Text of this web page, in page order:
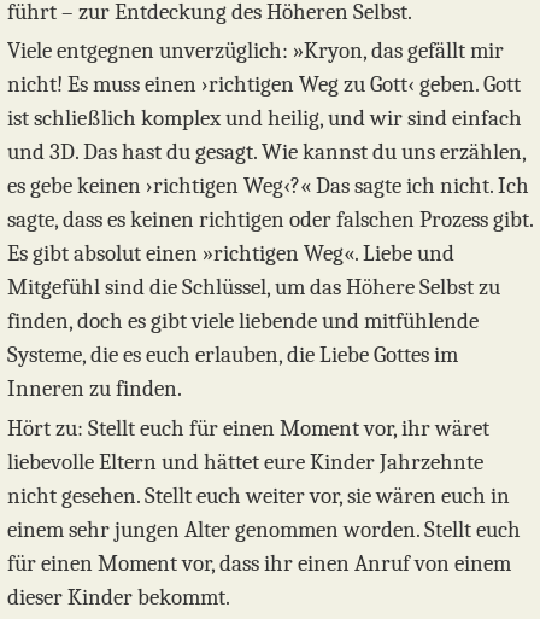
führt – zur Entdeckung des Höheren Selbst.
Viele entgegnen unverzüglich: »Kryon, das gefällt mir
nicht! Es muss einen ›richtigen Weg zu Gott‹ geben. Gott
ist schließlich komplex und heilig, und wir sind einfach
und 3D. Das hast du gesagt. Wie kannst du uns erzählen,
es gebe keinen ›richtigen Weg‹?« Das sagte ich nicht. Ich
sagte, dass es keinen richtigen oder falschen Prozess gibt.
Es gibt absolut einen »richtigen Weg«. Liebe und
Mitgefühl sind die Schlüssel, um das Höhere Selbst zu
finden, doch es gibt viele liebende und mitfühlende
Systeme, die es euch erlauben, die Liebe Gottes im
Inneren zu finden.
Hört zu: Stellt euch für einen Moment vor, ihr wäret
liebevolle Eltern und hättet eure Kinder Jahrzehnte
nicht gesehen. Stellt euch weiter vor, sie wären euch in
einem sehr jungen Alter genommen worden. Stellt euch
für einen Moment vor, dass ihr einen Anruf von einem
dieser Kinder bekommt.